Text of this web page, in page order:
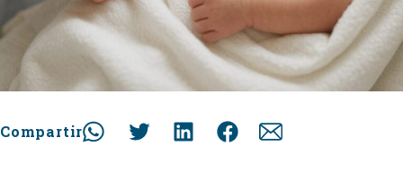
Compartir